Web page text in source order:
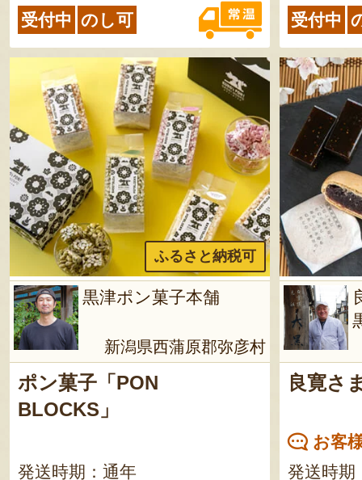
受付中 のし可 受付中
ふるさと納税可
黒津ポン菓子本舗
新潟県西蒲原郡弥彦村
ポン菓子「PON
BLOCKS」
発送時期：通年
良寛さ
お客
発送時期